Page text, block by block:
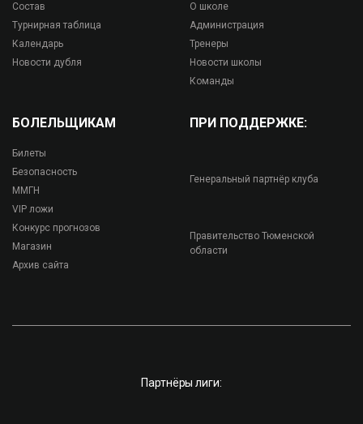
Состав
Турнирная таблица
Календарь
Новости дубля
О школе
Администрация
Тренеры
Новости школы
Команды
БОЛЕЛЬЩИКАМ
Билеты
Безопасность
ММГН
VIP ложи
Конкурс прогнозов
Магазин
Архив сайта
ПРИ ПОДДЕРЖКЕ:
Генеральный партнёр клуба
Правительство Тюменской
области
Партнёры лиги: